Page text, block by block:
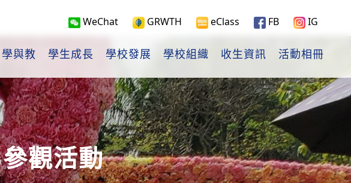
WeChat GRWTH eClass FB IG
學與教 學生成長 學校發展 學校組織 收生資訊 活動相冊
觀活動